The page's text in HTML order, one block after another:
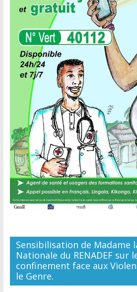
Sensibilisation de Madame
Nationale du RENADEF sur
confinement face aux
le Genre.